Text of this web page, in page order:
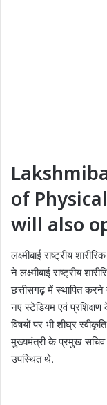
of
will also
लक्ष्मीबाई राष्ट्रीय
ने लक्ष्मीबाई राष्ट्रीय
छत्तीसगढ़ में स्थापित
नए स्टेडियम एवं प्रशिक्षण
विषयों पर भी शीघ्र
मुख्यमंत्री के प्रमुख सचिव
उपस्थित थे.